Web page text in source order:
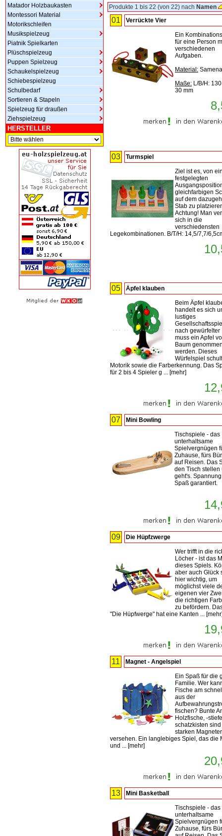
Matador Holzbaukasten
Montessori Material
Motorikschleifen
Musikspielzeug
Piatnik Spielkarten
Plüschspielzeug
Puppen Spielzeug
Schaukelspielzeug
Schiebespielzeug
Schulbedarf
Sortieren & Stapeln
Spielzeug für draußen
Ziehspielzeug
HERSTELLER
Produkte 1 bis 22 (von 22) nach Namen
01 Verrückte Vier
Ein
für eine Person
verschiedenen
Aufgaben.
Material:
Maße: L/B/H:
30 mm
03 Turmspiel
Ziel ist es, von
festgelegten
gleichfarbigen
auf dem
Stab zu
Achtung! Man
sich in die
verschiedensten
Legekombinationen. B/T/H: 14,5/7,7/
05 Äpfel klauben
Beim Äpfel
handelt es sich
lustiges
nach gewürfelter
muss ein Apfel
Baum
werden. Dieses
Würfelspiel
Motorik sowie die Farberkennung. Das
für 2 bis 4 Spieler g ... [mehr]
07 Mini Bowling
Tischspiele - das
unterhaltsame
Spielvergnügen
Zuhause, fürs
auf Reisen. Das
den Tisch stellen
geht's.
Spaß garantiert.
09 Die Hüpfzwerge
Wer trifft in die
Löcher - ist das
dieses Spiels.
aber auch Glück
hier wichtig, um
möglichst viele
eigenen vier
die richtigen
zu befördern.
"Die Hüpfwerge" hat eine Kanten ... [mehr
11 Magnet - Angelspiel
Ein Spaß für die
Familie. Wer
Fische am
aus der
fischen? Bunte
Holzfische, -
schatzkisten sind
starken
versehen. Ein langlebiges Spiel, das die
und ... [mehr]
13 Mini Basketball
Tischspiele - das
unterhaltsame
Spielvergnügen
Zuhause, fürs